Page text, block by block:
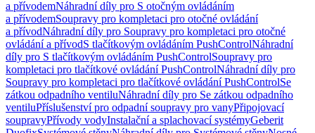
a přívodemNáhradní díly pro S otočným ovládáním
a přívodemSoupravy pro kompletaci pro otočné ovládání
a přívodNáhradní díly pro Soupravy pro kompletaci pro otočné
ovládání a přívodS tlačítkovým ovládáním PushControlNáhradní
díly pro S tlačítkovým ovládáním PushControlSoupravy pro
kompletaci pro tlačítkové ovládání PushControlNáhradní díly pro
Soupravy pro kompletaci pro tlačítkové ovládání PushControlSe
zátkou odpadního ventiluNáhradní díly pro Se zátkou odpadního
ventiluPříslušenství pro odpadní soupravy pro vanyPřipojovací
soupravyPřívody vodyInstalační a splachovací systémyGeberit